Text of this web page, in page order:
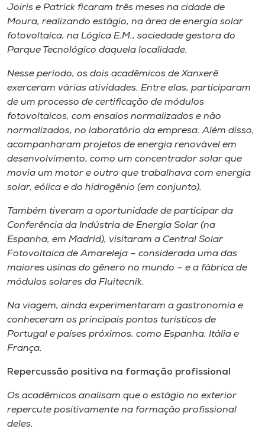
Joiris e Patrick ficaram três meses na cidade de
Moura, realizando estágio, na área de energia solar
fotovoltaica, na Lógica E.M., sociedade gestora do
Parque Tecnológico daquela localidade.
Nesse período, os dois acadêmicos de Xanxerê
exerceram várias atividades. Entre elas, participaram
de um processo de certificação de módulos
fotovoltaicos, com ensaios normalizados e não
normalizados, no laboratório da empresa. Além disso,
acompanharam projetos de energia renovável em
desenvolvimento, como um concentrador solar que
movia um motor e outro que trabalhava com energia
solar, eólica e do hidrogênio (em conjunto).
Também tiveram a oportunidade de participar da
Conferência da Indústria de Energia Solar (na
Espanha, em Madrid), visitaram a Central Solar
Fotovoltaica de Amareleja – considerada uma das
maiores usinas do gênero no mundo – e a fábrica de
módulos solares da Fluitecnik.
Na viagem, ainda experimentaram a gastronomia e
conheceram os principais pontos turísticos de
Portugal e países próximos, como Espanha, Itália e
França.
Repercussão positiva na formação profissional
Os acadêmicos analisam que o estágio no exterior
repercute positivamente na formação profissional
deles.